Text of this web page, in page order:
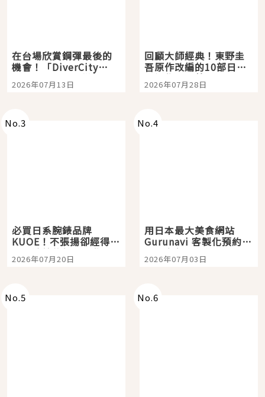
在台場欣賞鋼彈最後的
機會！「DiverCity
Tokyo Plaza」搭船、
購物、美食及夜景，一
2026年07月13日
回顧大師經典！東野圭
吾原作改編的10部日本
影視作品推薦
2026年07月28日
No.3
必買日系腕錶品牌
KUOE！不張揚卻經得起
時間洗鍊的經典之作五
選
2026年07月20日
No.4
用日本最大美食網站
Gurunavi 客製化預約九
大都市餐廳，打造專屬
美食體驗！
2026年07月03日
No.5 No.6